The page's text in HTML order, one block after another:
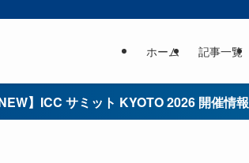
ホーム 記事一覧
NEW】ICC サミット KYOTO 2026 開催情報